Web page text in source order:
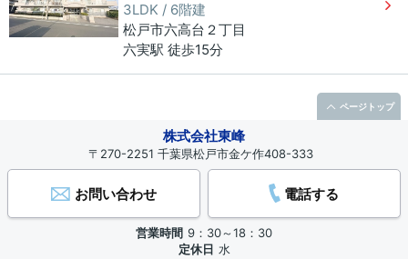
3LDK / 6階建
松戸市六高台 ２丁目
六実駅 徒歩15分
株式会社東峰
〒270-2251 千葉県松戸市金ケ作408-333
お問い合わせ 電話する
営業時間 9：30～18：30
定休日 水
ページトップ